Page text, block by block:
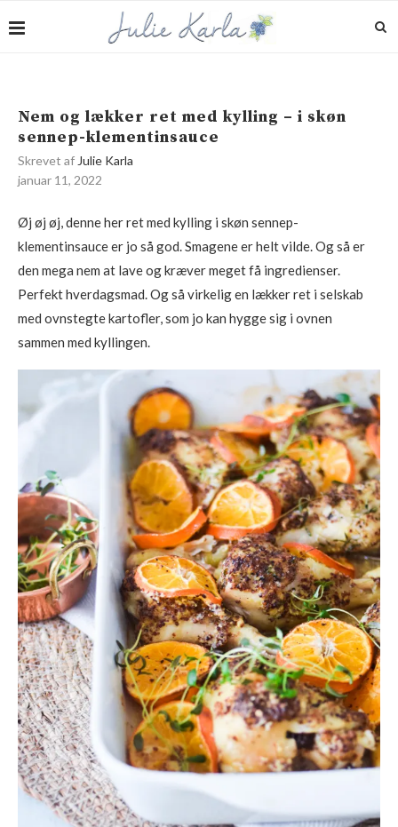
Nem og lækker ret med kylling – i skøn
sennep-klementinsauce
Skrevet af Julie Karla
januar 11, 2022
Øj øj øj, denne her ret med kylling i skøn sennep-
klementinsauce er jo så god. Smagene er helt vilde. Og så er
den mega nem at lave og kræver meget få ingredienser.
Perfekt hverdagsmad. Og så virkelig en lækker ret i selskab
med ovnstegte kartofler, som jo kan hygge sig i ovnen
sammen med kyllingen.